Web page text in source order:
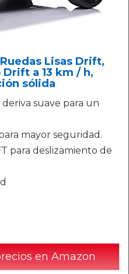
Lisas Drift,
a 13 km / h,
sólida
suave para un
mayor seguridad.
para deslizamiento de
en Amazon